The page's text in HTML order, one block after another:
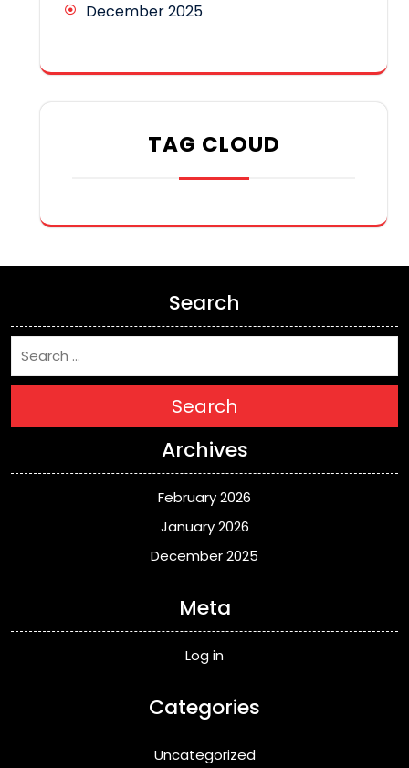
December 2025
TAG CLOUD
Search
Search
Archives
February 2026
January 2026
December 2025
Meta
Log in
Categories
Uncategorized